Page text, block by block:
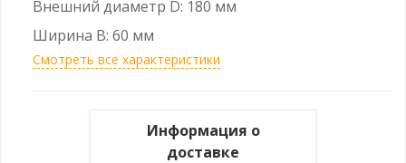
Внешний диаметр D: 180 мм
Ширина B: 60 мм
Смотреть все характеристики
Информация о
доставке